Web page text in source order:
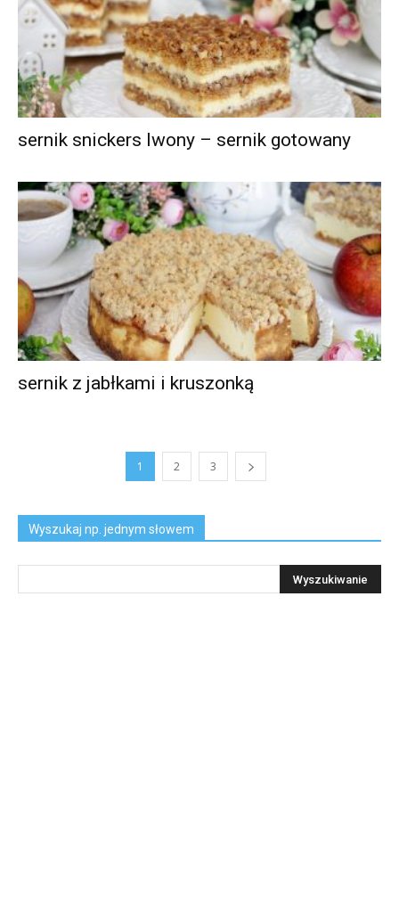
sernik snickers Iwony – sernik gotowany
sernik z jabłkami i kruszonką
1 2 3
Wyszukaj np. jednym słowem